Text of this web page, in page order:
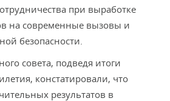
при выработке
на современные вызовы и
безопасности.
совета, подведя итоги
констатировали, что
результатов в